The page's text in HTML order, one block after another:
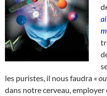
les puristes, il nous faudra «
dans notre cerveau,